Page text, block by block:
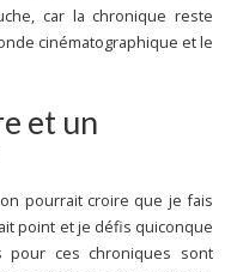
car la chronique reste
cinématographique et le
et un
pourrait croire que je fais
point et je défis quiconque
ces chroniques sont